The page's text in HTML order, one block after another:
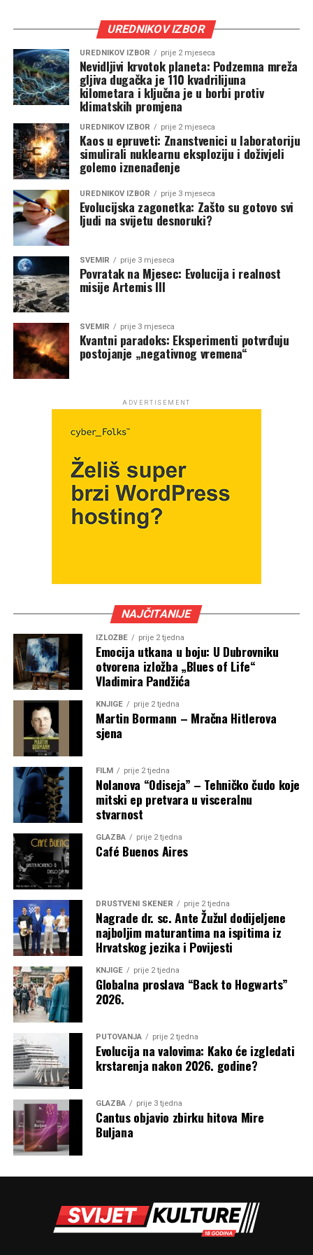
UREDNIKOV IZBOR
UREDNIKOV IZBOR prije 2 mjeseca
Nevidljivi krvotok planeta: Podzemna mreža
gljiva dugačka je 110 kvadrilijuna
kilometara i ključna je u borbi protiv
klimatskih promjena
UREDNIKOV IZBOR prije 2 mjeseca
Kaos u epruveti: Znanstvenici u laboratoriju
simulirali nuklearnu eksploziju i doživjeli
golemo iznenađenje
UREDNIKOV IZBOR prije 3 mjeseca
Evolucijska zagonetka: Zašto su gotovo svi
ljudi na svijetu desnoruki?
SVEMIR prije 3 mjeseca
Povratak na Mjesec: Evolucija i realnost
misije Artemis III
SVEMIR prije 3 mjeseca
Kvantni paradoks: Eksperimenti potvrđuju
postojanje „negativnog vremena“
ADVERTISEMENT
NAJČITANIJE
IZLOŽBE prije 2 tjedna
Emocija utkana u boju: U Dubrovniku
otvorena izložba „Blues of Life“
Vladimira Pandžića
KNJIGE prije 2 tjedna
Martin Bormann – Mračna Hitlerova
sjena
FILM prije 2 tjedna
Nolanova “Odiseja” – Tehničko čudo koje
mitski ep pretvara u visceralnu
stvarnost
GLAZBA prije 2 tjedna
Café Buenos Aires
DRUŠTVENI SKENER prije 2 tjedna
Nagrade dr. sc. Ante Žužul dodijeljene
najboljim maturantima na ispitima iz
Hrvatskog jezika i Povijesti
KNJIGE prije 2 tjedna
Globalna proslava “Back to Hogwarts”
2026.
PUTOVANJA prije 2 tjedna
Evolucija na valovima: Kako će izgledati
krstarenja nakon 2026. godine?
GLAZBA prije 3 tjedna
Cantus objavio zbirku hitova Mire
Buljana